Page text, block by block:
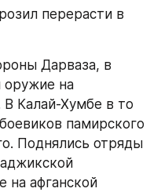
перерасти в
Дарваза, в
оружие на
В Калай-Хумбе в то
памирского
Поднялись отряды
на афганской